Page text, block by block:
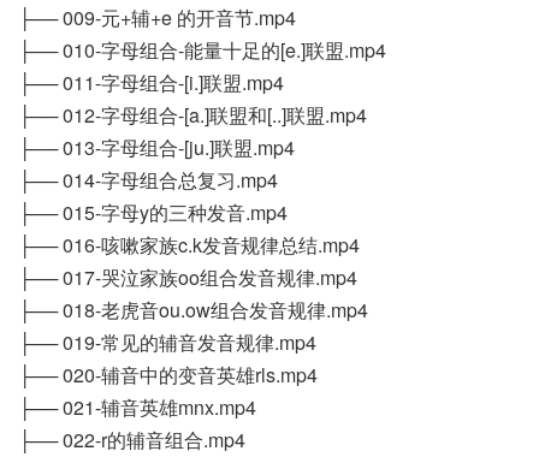
├── 009-元+辅+e 的开音节.mp4
├── 010-字母组合-能量十足的[e.]联盟.mp4
├── 011-字母组合-[i.]联盟.mp4
├── 012-字母组合-[a.]联盟和[..]联盟.mp4
├── 013-字母组合-[ju.]联盟.mp4
├── 014-字母组合总复习.mp4
├── 015-字母y的三种发音.mp4
├── 016-咳嗽家族c.k发音规律总结.mp4
├── 017-哭泣家族oo组合发音规律.mp4
├── 018-老虎音ou.ow组合发音规律.mp4
├── 019-常见的辅音发音规律.mp4
├── 020-辅音中的变音英雄rls.mp4
├── 021-辅音英雄mnx.mp4
├── 022-r的辅音组合.mp4